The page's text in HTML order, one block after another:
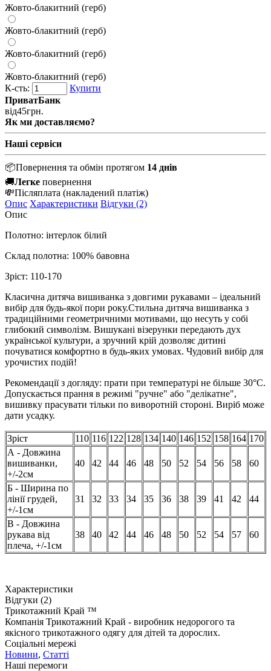
Жовто-блакитний (герб)
Жовто-блакитний (герб)
Жовто-блакитний (герб)
Жовто-блакитний (герб)
К-сть:
Купити
ПриватБанк
від45грн.
Як ми доставляємо?
Наші сервіси
📦Повернення та обмін протягом 14 днів
🚚Легке повернення
💸Післяплата (накладений платіж)
Опис Характеристики Відгуки (2)
Опис
Полотно: інтерлок білий
Склад полотна: 100% бавовна
Зріст: 110-170
Класична дитяча вишиванка з довгими рукавами – ідеальний
вибір для будь-якої пори року.Стильна дитяча вишиванка з
традиційними геометричними мотивами, що несуть у собі
глибокий символізм. Вишукані візерунки передають дух
української культури, а зручний крій дозволяє дитині
почуватися комфортно в будь-яких умовах. Чудовий вибір для
урочистих подій!
Рекомендації з догляду: прати при температурі не більше 30°C.
Допускається прання в режимі "ручне" або "делікатне",
вишивку прасувати тільки по виворотній стороні. Виріб може
дати усадку.
Зріст 110 116 122 128 134 140 146 152 158 164 170
А - Довжина
вишиванки,
+/-2см
40 42 44 46 48 50 52 54 56 58 60
Б - Ширина по
лінії грудей,
+/-1см
31 32 33 34 35 36 38 39 41 42 44
В - Довжина
рукава від
плеча, +/-1см
38 40 42 44 46 48 50 52 54 57 60
Характеристики
Відгуки (2)
Трикотажний Край ™
Компанія Трикотажний Край - виробник недорогого та
якісного трикотажного одягу для дітей та дорослих.
Соціальні мережі
Новини, Статті
Наші перемоги